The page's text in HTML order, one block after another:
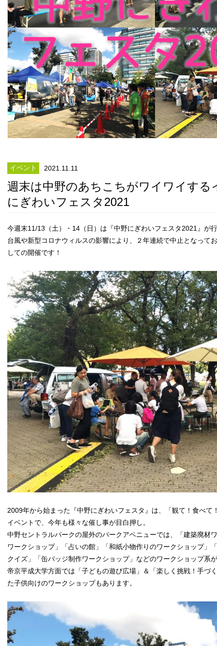
イベント 2021.11.11
週末は中野のあちこちがワイワイする
にぎわいフェスタ2021
今週末11/13（土）・14（日）は『中野にぎわいフェスタ2021』が
台風や新型コロナウィルスの影響により、２年連続で中止となって
しての開催です！
2009年から始まった『中野にぎわいフェスタ』は、「観て！食べて
イベントで、今年も様々な催し事が目白押し。
中野セントラルパークの屋外のパークアベニューでは、「建築廃材
ワークショップ」「占いの館」「和紙小物作りのワークショップ」
クイズ」「缶バッジ制作ワークショップ」などのワークショップ系
帝京平成大学方面では「子どもの遊び広場」＆「楽しく挑戦！手づ
た子供向けのワークショップもあります。